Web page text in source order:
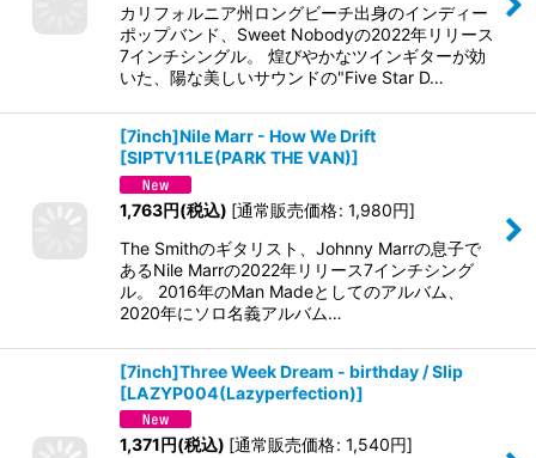
カリフォルニア州ロングビーチ出身のインディー
ポップバンド、Sweet Nobodyの2022年リリース
7インチシングル。 煌びやかなツインギターが効
いた、陽な美しいサウンドの"Five Star D…
[7inch]Nile Marr - How We Drift
[SIPTV11LE(PARK THE VAN)]
1,763円(税込) [通常販売価格: 1,980円]
The Smithのギタリスト、Johnny Marrの息子で
あるNile Marrの2022年リリース7インチシング
ル。 2016年のMan Madeとしてのアルバム、
2020年にソロ名義アルバム…
[7inch]Three Week Dream - birthday / Slip
[LAZYP004(Lazyperfection)]
1,371円(税込) [通常販売価格: 1,540円]